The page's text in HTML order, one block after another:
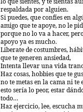
lo que sientes, y te sientas
respaldada por alguien.
Si puedes, que confíes en
amigo que te apoye, no le
porque no lo va a hacer,
apoyo ya es mucho.
Liberate de costumbres,
que te generen ansiedad,
Intenta llevar una vida
Haz cosas, hobbies que te
no te metas en la cama ni te
esto sería lo peor, estar
todo…
Haz ejercicio, lee, escucha